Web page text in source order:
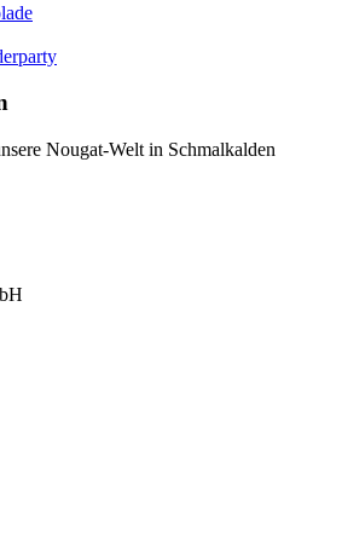
Nougat-Welt in Schmalkalden